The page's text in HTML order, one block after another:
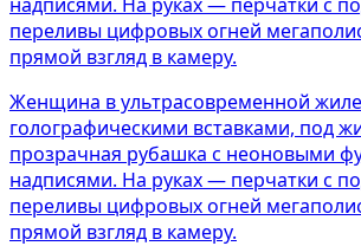
Женщина в ультрасовременной
голографическими вставками, под
прозрачная рубашка с неоновыми
надписями. На руках — перчатки с
переливы цифровых огней
прямой взгляд в камеру.